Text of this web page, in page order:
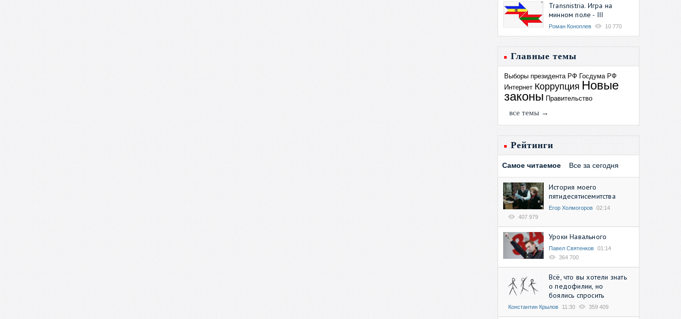
Transnistria. Игра на
минном поле - III
Роман Коноплев 10 770
Главные темы
Выборы президента РФ Госдума РФ
Интернет Коррупция Новые
законы Правительство
все темы →
Рейтинги
Самое читаемое Все за сегодня
История моего
пятидесятисемитства
Егор Холмогоров 02:14
407 979
Уроки Навального
Павел Святенков 01:14
364 700
Всё, что вы хотели знать
о педофилии, но
боялись спросить
Константин Крылов 11:30 359 409